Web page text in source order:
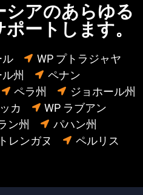
アのあらゆる
ートします。
ル
WP プトラジャヤ
州
ペナン
ペラ州
ジョホール州
カ
WP ラブアン
ン州
パハン州
トレンガヌ ペルリス